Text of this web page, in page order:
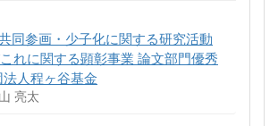
同参画・少子化に関する研究活動
れに関する顕彰事業 論文部門優秀
人程ヶ谷基金
亮太